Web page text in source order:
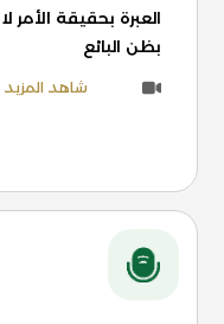
العبرة بحقيقة الأمر لا
بظن البائع
شاهد المزيد